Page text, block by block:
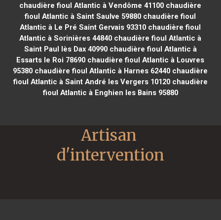
chaudière fioul Atlantic à Vendôme 41100 chaudière
fioul Atlantic à Saint Saulve 59880 chaudière fioul
Atlantic à Le Pré Saint Gervais 93310 chaudière fioul
Atlantic à Sorinières 44840 chaudière fioul Atlantic à
Saint Paul lès Dax 40990chaudière fioul Atlantic à
Essarts le Roi 78690 chaudière fioul Atlantic à Louvres
95380 chaudière fioul Atlantic à Harnes 62440 chaudière
fioul Atlantic à Saint André les Vergers 10120chaudière
fioul Atlantic à Enghien les Bains 95880
Artisan
d'intervention